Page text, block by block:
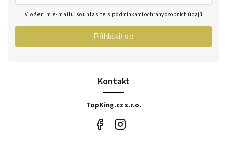
Kontakt
TopKing.cz s.r.o.
Vložením e-mailu souhlasíte s podmínkami ochrany osobních údajů
Přihlásit se